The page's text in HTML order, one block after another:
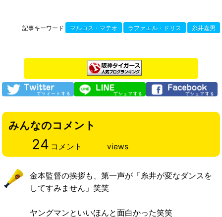
記事キーワード マルコス・マテオ ラファエル・ドリス 糸井嘉男
みんなのコメント
24 コメント views
金本監督の挨拶も、第一声が「糸井が変なダンスを
してすみません」笑笑
ヤングマンといいほんと面白かった笑笑